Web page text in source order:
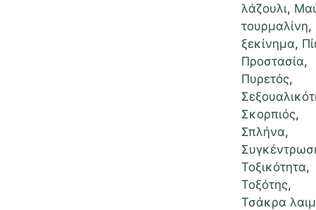
λάζουλι,
τουρμαλίνη,
ξεκίνημα,
Προστασία,
Πυρετός,
Σκορπιός,
Σπλήνα,
Τοξικότητα,
Τοξότης,
Τσάκρα